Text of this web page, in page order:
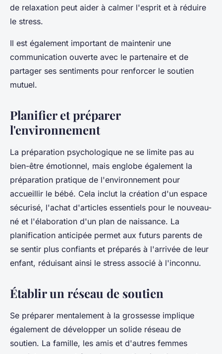
de relaxation peut aider à calmer l'esprit et à réduire
le stress.
Il est également important de maintenir une
communication ouverte avec le partenaire et de
partager ses sentiments pour renforcer le soutien
mutuel.
Planifier et préparer
l'environnement
La préparation psychologique ne se limite pas au
bien-être émotionnel, mais englobe également la
préparation pratique de l'environnement pour
accueillir le bébé. Cela inclut la création d'un espace
sécurisé, l'achat d'articles essentiels pour le nouveau-
né et l'élaboration d'un plan de naissance. La
planification anticipée permet aux futurs parents de
se sentir plus confiants et préparés à l'arrivée de leur
enfant, réduisant ainsi le stress associé à l'inconnu.
Établir un réseau de soutien
Se préparer mentalement à la grossesse implique
également de développer un solide réseau de
soutien. La famille, les amis et d'autres femmes